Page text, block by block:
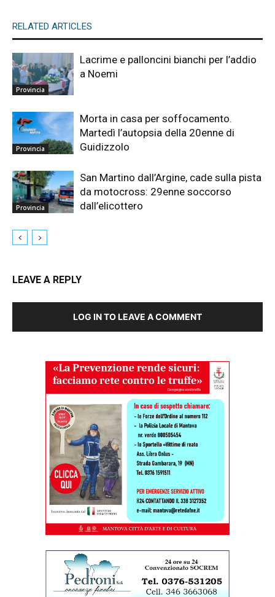
RELATED ARTICLES
Provincia
Lacrime e palloncini bianchi per l’addio
a Noemi
Provincia
Morta in casa per soffocamento.
Martedì l’autopsia della 20enne di
Guidizzolo
Provincia
San Martino dall’Argine, cade sulla pista
da motocross: 29enne soccorso
dall’elicottero
LEAVE A REPLY
LOG IN TO LEAVE A COMMENT